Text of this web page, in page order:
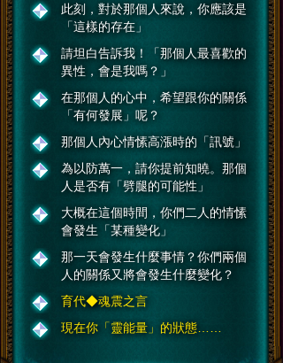
此刻，對於那個人來說，你應該是
「這樣的存在」
請坦白告訴我！「那個人最喜歡的
異性，會是我嗎？」
在那個人的心中，希望跟你的關係
「有何發展」呢？
那個人內心情愫高漲時的「訊號」
為以防萬一，請你提前知曉。那個
人是否有「劈腿的可能性」
大概在這個時間，你們二人的情愫
會發生「某種變化」
那一天會發生什麼事情？你們兩個
人的關係又將會發生什麼變化？
育代◆魂震之言
現在你「靈能量」的狀態……